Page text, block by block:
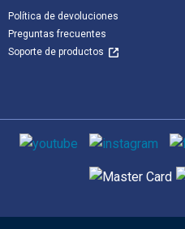
Política de devoluciones
Preguntas frecuentes
Soporte de productos
Medios de comunicación
Métodos de pago admitidos